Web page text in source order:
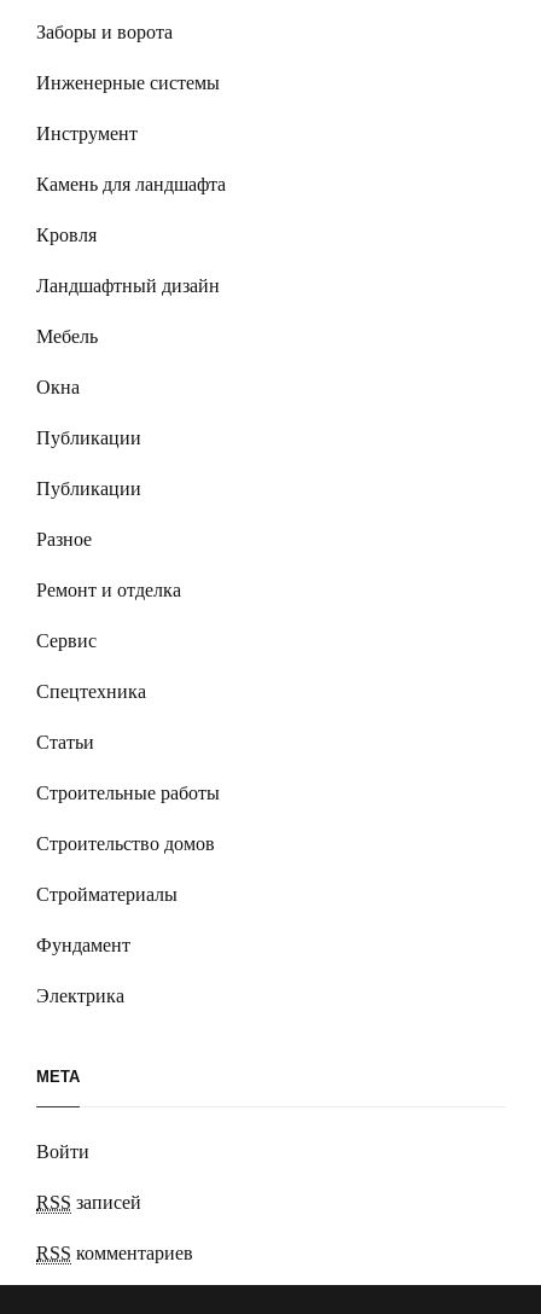
Заборы и ворота
Инженерные системы
Инструмент
Камень для ландшафта
Кровля
Ландшафтный дизайн
Мебель
Окна
Публикации
Публикации
Разное
Ремонт и отделка
Сервис
Спецтехника
Статьи
Строительные работы
Строительство домов
Стройматериалы
Фундамент
Электрика
МЕТА
Войти
RSS записей
RSS комментариев